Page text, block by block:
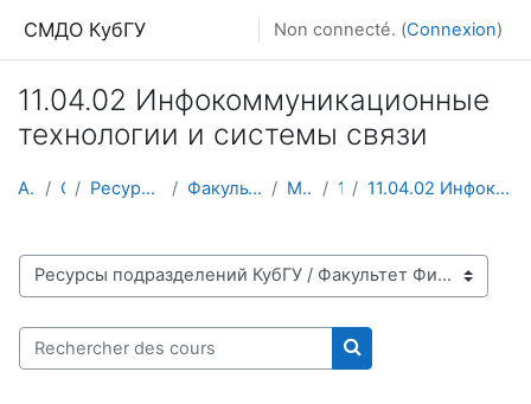
СМДО КубГУ Non connecté. (Connexion)
11.04.02 Инфокоммуникационные
технологии и системы связи
Accueil Cours Ресурсы подразделений КубГУ Факультет Физико-технический Магистратура 1 курс 11.04.02 Инфокоммуникационные технологии и системы...
Catégories de cours
Rechercher des cours
Rechercher des cours